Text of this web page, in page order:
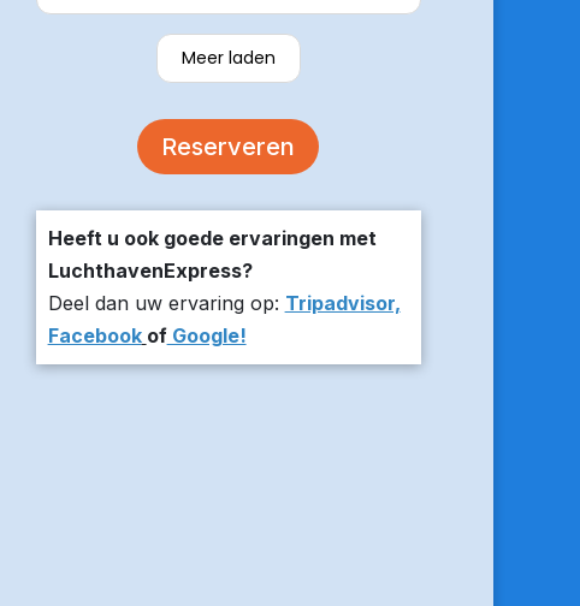
verzekerde om er op tijd te zijn en
stuurde z’n live locatie een paar
minuten voor aanvang bij ons thuis.
volgende keer zou ik weer hier
Meer laden
Reserveren
Heeft u ook goede ervaringen met
LuchthavenExpress?
Deel dan uw ervaring op: Tripadvisor,
Facebook ofGoogle!